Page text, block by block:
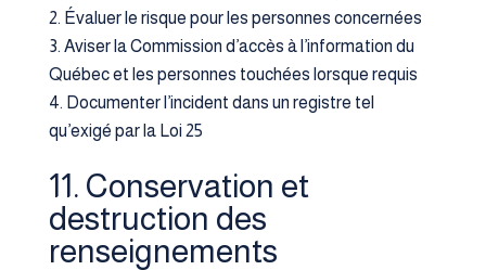
Évaluer le risque pour les personnes concernées
Aviser la Commission d’accès à l’information du
Québec et les personnes touchées lorsque requis
Documenter l’incident dans un registre tel
qu’exigé par la Loi 25
11. Conservation et
destruction des
renseignements